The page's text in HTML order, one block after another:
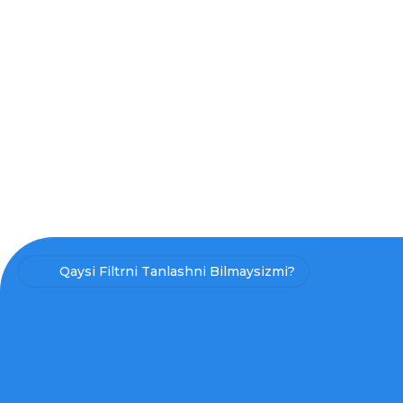
Qaysi Filtrni Tanlashni Bilmaysizmi?